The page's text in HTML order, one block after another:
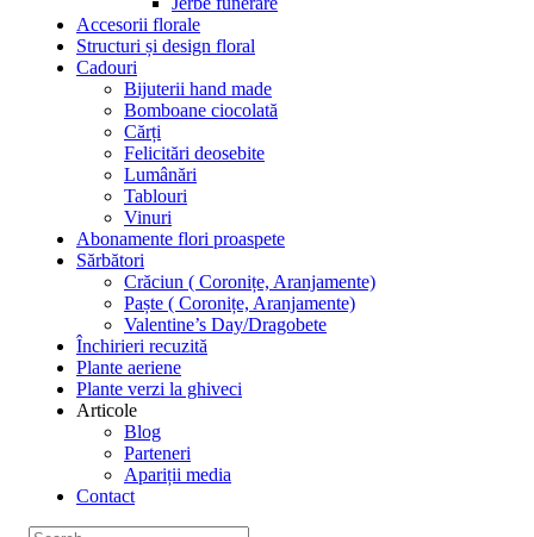
Accesorii florale
Structuri și design floral
Cadouri
Bijuterii hand made
Bomboane ciocolată
Cărți
Felicitări deosebite
Lumânări
Tablouri
Vinuri
Abonamente flori proaspete
Sărbători
Crăciun ( Coronițe, Aranjamente)
Paște ( Coronițe, Aranjamente)
Valentine’s Day/Dragobete
Închirieri recuzită
Plante aeriene
Plante verzi la ghiveci
Articole
Blog
Parteneri
Apariții media
Contact